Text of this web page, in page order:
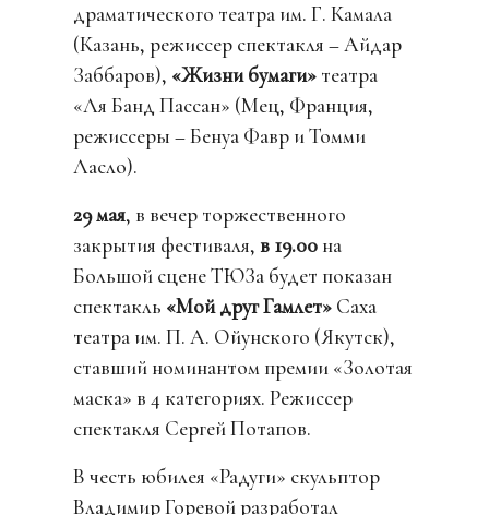
драматического театра им. Г. Камала
(Казань, режиссер спектакля – Айдар
Заббаров), «Жизни бумаги» театра
«Ля Банд Пассан» (Мец, Франция,
режиссеры – Бенуа Фавр и Томми
Ласло).
29 мая, в вечер торжественного
закрытия фестиваля,в 19.00 на
Большой сцене ТЮЗа будет показан
спектакль «Мой друг Гамлет» Саха
театра им. П. А. Ойунского (Якутск),
ставший номинантом премии «Золотая
маска» в 4 категориях. Режиссер
спектакля Сергей Потапов.
В честь юбилея «Радуги» скульптор
Владимир Горевой разработал